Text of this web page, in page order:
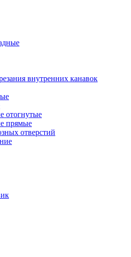
внутренних канавок
отогнутые
прямые
отверстий